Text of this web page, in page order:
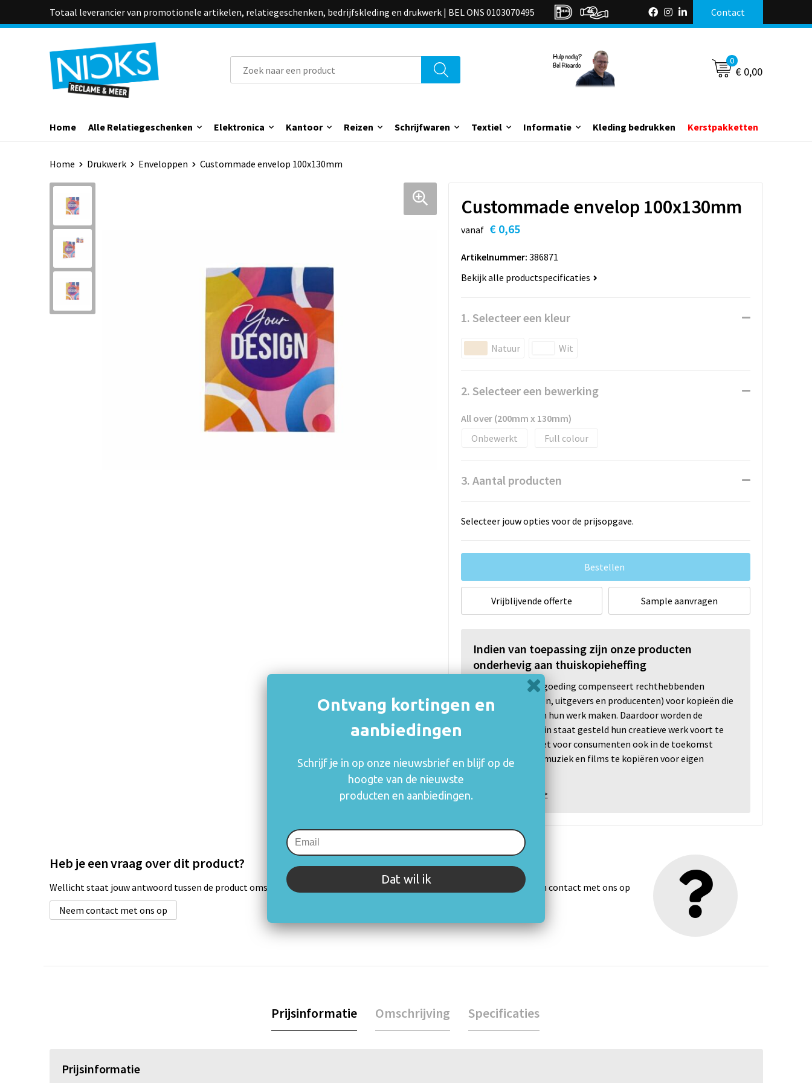
Totaal leverancier van promotionele artikelen, relatiegeschenken, bedrijfskleding en drukwerk | BEL ONS 0103070495 Contact
0
€ 0,00
Home Alle Relatiegeschenken Elektronica Kantoor Reizen Schrijfwaren Textiel Informatie Kleding bedrukken Kerstpakketten
Home Drukwerk Enveloppen Custommade envelop 100x130mm
Custommade envelop 100x130mm
vanaf € 0,65
Artikelnummer: 386871
Bekijk alle productspecificaties
1. Selecteer een kleur
Natuur Wit
2. Selecteer een bewerking
All over (200mm x 130mm)
Onbewerkt
Full colour
3. Aantal producten
Selecteer jouw opties voor de prijsopgave.
Bestellen
Vrijblijvende offerte Sample aanvragen
Indien van toepassing zijn onze producten
onderhevig aan thuiskopieheffing
De thuiskopievergoeding compenseert rechthebbenden
(auteurs, artiesten, uitgevers en producenten) voor kopieën die
consumenten van hun werk maken. Daardoor worden de
rechthebbenden in staat gesteld hun creatieve werk voort te
zetten en blijft het voor consumenten ook in de toekomst
mogelijk om o.a. muziek en films te kopiëren voor eigen
gebruik.
Meer informatie >
Heb je een vraag over dit product?
Wellicht staat jouw antwoord tussen de product omschrijving of specificaties. Staat jouw vraag er niet tussen? Neem dan contact met ons op
Neem contact met ons op
Prijsinformatie Omschrijving Specificaties
Prijsinformatie
Ontvang kortingen en
aanbiedingen
Schrijf je in op onze nieuwsbrief en blijf op de
hoogte van de nieuwste
producten en aanbiedingen.
Dat wil ik